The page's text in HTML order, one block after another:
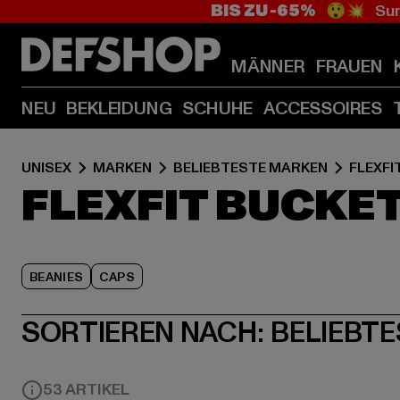
BIS ZU -65% 😲💥
MÄNNER FRAUEN
NEU BEKLEIDUNG SCHUHE ACCESSOIRES
UNISEX MARKEN BELIEBTESTE MARKEN
FLEXFIT
BEANIES CAPS
SORTIEREN NACH:
53 ARTIKEL